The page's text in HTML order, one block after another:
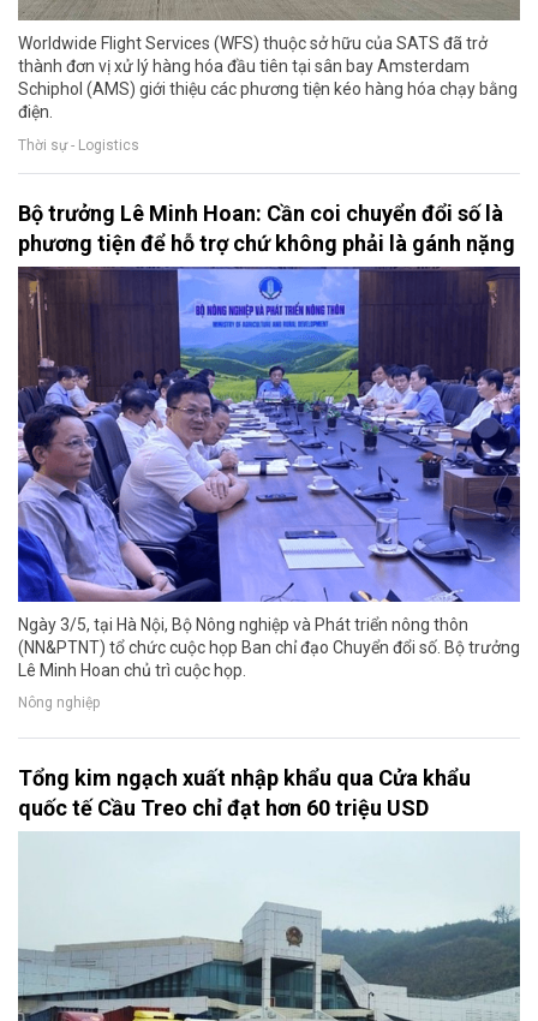
Worldwide Flight Services (WFS) thuộc sở hữu của SATS đã trở
thành đơn vị xử lý hàng hóa đầu tiên tại sân bay Amsterdam
Schiphol (AMS) giới thiệu các phương tiện kéo hàng hóa chạy bằng
điện.
Thời sự - Logistics
Bộ trưởng Lê Minh Hoan: Cần coi chuyển đổi số là
phương tiện để hỗ trợ chứ không phải là gánh nặng
Ngày 3/5, tại Hà Nội, Bộ Nông nghiệp và Phát triển nông thôn
(NN&PTNT) tổ chức cuộc họp Ban chỉ đạo Chuyển đổi số. Bộ trưởng
Lê Minh Hoan chủ trì cuộc họp.
Nông nghiệp
Tổng kim ngạch xuất nhập khẩu qua Cửa khẩu
quốc tế Cầu Treo chỉ đạt hơn 60 triệu USD